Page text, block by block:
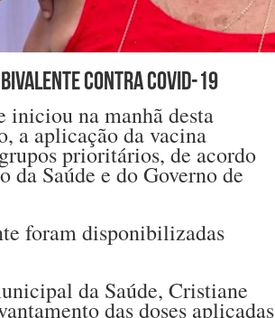
contra Covid-19
iniciou na manhã desta
a aplicação da vacina
prioritários, de acordo
Saúde e do Governo de
foram disponibilizadas
da Saúde, Cristiane
das doses aplicadas